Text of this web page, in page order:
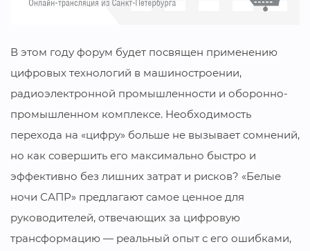
В этом году форум будет посвящен применению
цифровых технологий в машиностроении,
радиоэлектронной промышленности и оборонно-
промышленном комплексе. Необходимость
перехода на «цифру» больше не вызывает сомнений,
но как совершить его максимально быстро и
эффективно без лишних затрат и рисков? «Белые
ночи САПР» предлагают самое ценное для
руководителей, отвечающих за цифровую
трансформацию — реальный опыт с его ошибками,